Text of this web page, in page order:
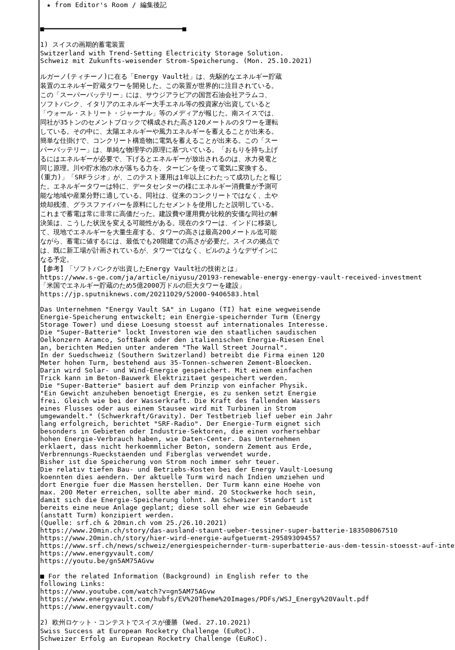
★ from Editor's Room / 編集後記
■━━━━━━━━━━━━━━━━━━━━━━━━━━━━━━━━━━■
1) スイスの画期的蓄電装置
Switzerland with Trend-Setting Electricity Storage Solution.
Schweiz mit Zukunfts-weisender Strom-Speicherung. (Mon. 25.10.2021)
ルガーノ(ティチーノ)に在る「Energy Vault社」は、先駆的なエネルギー貯蔵
装置のエネルギー貯蔵タワーを開発した。この装置が世界的に注目されている。
この「スーパーバッテリー」には、サウジアラビアの国営石油会社アラムコ、
ソフトバンク、イタリアのエネルギー大手エネル等の投資家が出資していると
「ウォール・ストリート・ジャーナル」等のメディアが報じた。南スイスでは、
同社が35トンのセメントブロックで構成された高さ120メートルのタワーを運転
している。その中に、太陽エネルギーや風力エネルギーを蓄えることが出来る。
簡単な仕掛けで、コンクリート構造物に電気を蓄えることが出来る。この「スー
パーバッテリー」は、単純な物理学の原理に基づいている。「おもりを持ち上げ
るにはエネルギーが必要で、下げるとエネルギーが放出されるのは、水力発電と
同じ原理。川や貯水池の水が落ちる力を、タービンを使って電気に変換する。
(重力)」「SRFラジオ」が、このテスト運用は1年以上にわたって成功したと報じ
た。エネルギータワーは特に、データセンターの様にエネルギー消費量が予測可
能な地域や産業分野に適している。同社は、従来のコンクリートではなく、土や
焼却残渣、グラスファイバーを原料にしたセメントを使用したと説明している。
これまで蓄電は常に非常に高価だった。建設費や運用費が比較的安価な同社の解
決策は、こうした状況を変える可能性がある。現在のタワーは、インドに移築し
て、現地でエネルギーを大量生産する。タワーの高さは最高200メートル迄可能
ながら、蓄電に値するには、最低でも20階建ての高さが必要だ。スイスの拠点で
は、既に新工場が計画されているが、タワーではなく、ビルのようなデザインに
なる予定。
【参考】「ソフトバンクが出資したEnergy Vault社の技術とは」
https://www.s-ge.com/ja/article/niyusu/20193-renewable-energy-energy-vault-received-investment
「米国でエネルギー貯蔵のため5億2000万ドルの巨大タワーを建設」
https://jp.sputniknews.com/20211029/52000-9406583.html
Das Unternehmen "Energy Vault SA" in Lugano (TI) hat eine wegweisende
Energie-Speicherung entwickelt; ein Energie-speichernder Turm (Energy
Storage Tower) und diese Loesung stoesst auf internationales Interesse.
Die "Super-Batterie" lockt Investoren wie den staatlichen saudischen
Oelkonzern Aramco, SoftBank oder den italienischen Energie-Riesen Enel
an, berichten Medien unter anderem "The Wall Street Journal".
In der Suedschweiz (Southern Switzerland) betreibt die Firma einen 120
Meter hohen Turm, bestehend aus 35-Tonnen-schweren Zement-Bloecken.
Darin wird Solar- und Wind-Energie gespeichert. Mit einem einfachen
Trick kann im Beton-Bauwerk Elektrizitaet gespeichert werden.
Die "Super-Batterie" basiert auf dem Prinzip von einfacher Physik.
"Ein Gewicht anzuheben benoetigt Energie, es zu senken setzt Energie
frei. Gleich wie bei der Wasserkraft. Die Kraft des fallenden Wassers
eines Flusses oder aus einem Stausee wird mit Turbinen in Strom
umgewandelt." (Schwerkraft/Gravity). Der Testbetrieb lief ueber ein Jahr
lang erfolgreich, berichtet "SRF-Radio". Der Energie-Turm eignet sich
besonders in Gebieten oder Industrie-Sektoren, die einen vorhersehbar
hohen Energie-Verbrauch haben, wie Daten-Center. Das Unternehmen
erklaert, dass nicht herkoemmlicher Beton, sondern Zement aus Erde,
Verbrennungs-Rueckstaenden und Fiberglas verwendet wurde.
Bisher ist die Speicherung von Strom noch immer sehr teuer.
Die relativ tiefen Bau- und Betriebs-Kosten bei der Energy Vault-Loesung
koennten dies aendern. Der aktuelle Turm wird nach Indien umziehen und
dort Energie fuer die Massen herstellen. Der Turm kann eine Hoehe von
max. 200 Meter erreichen, sollte aber mind. 20 Stockwerke hoch sein,
damit sich die Energie-Speicherung lohnt. Am Schweizer Standort ist
bereits eine neue Anlage geplant; diese soll eher wie ein Gebaeude
(anstatt Turm) konzipiert werden.
(Quelle: srf.ch & 20min.ch vom 25./26.10.2021)
https://www.20min.ch/story/das-ausland-staunt-ueber-tessiner-super-batterie-183508067510
https://www.20min.ch/story/hier-wird-energie-aufgetuermt-295893094557
https://www.srf.ch/news/schweiz/energiespeichernder-turm-superbatterie-aus-dem-tessin-stoesst-auf-
https://www.energyvault.com/
https://youtu.be/gn5AM75AGvw
■ For the related Information (Background) in English refer to the
following Links:
https://www.youtube.com/watch?v=gn5AM75AGvw
https://www.energyvault.com/hubfs/EV%20Theme%20Images/PDFs/WSJ_Energy%20Vault.pdf
https://www.energyvault.com/
2) 欧州ロケット・コンテストでスイスが優勝 (Wed. 27.10.2021)
Swiss Success at European Rocketry Challenge (EuRoC).
Schweizer Erfolg an European Rocketry Challenge (EuRoC).